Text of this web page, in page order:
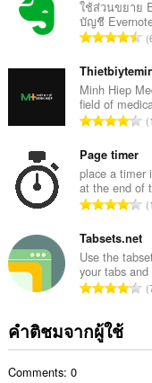
น
ค
ะ
น
น
ร
ว
ทั้
ง
ห
ด
:
ใช้ส่วนขยาย
บัญชี
ว
น
ค
ะ
น
ร
ว
ม
ทั้
ง
ห
Minh Hiep
field of
น
ค
ะ
น
น
ร
ว
ง
Page timer
place a timer
at the end of
ว
น
ค
ะ
น
Tabsets.net
Use the
your tabs
คำติชมจากผู้ใช้
Comments: 0